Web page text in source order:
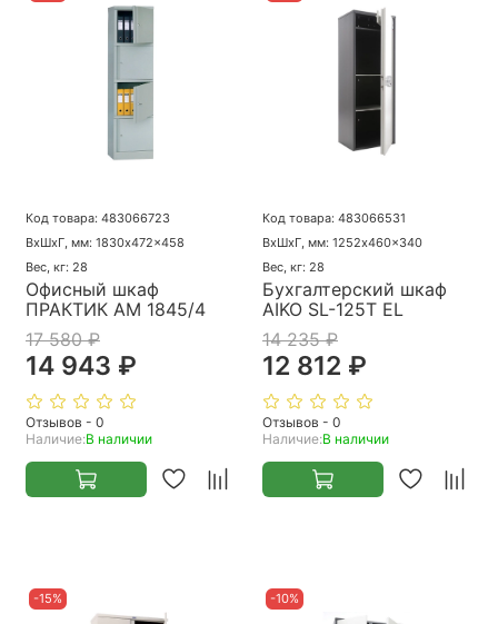
Код товара: 483066723
ВхШхГ, мм: 1830x472x458
Вес, кг: 28
Офисный шкаф
ПРАКТИК AM 1845/4
17 580 ₽
14 943 ₽
Отзывов - 0
Наличие:В наличии
Код товара: 483066531
ВхШхГ, мм: 1252x460x340
Вес, кг: 28
Бухгалтерский шкаф
AIKO SL-125Т EL
14 235 ₽
12 812 ₽
Отзывов - 0
Наличие:В наличии
-15% -10%